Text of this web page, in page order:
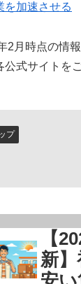
を加速させる
2月時点の情
式サイトを
プ
【
新